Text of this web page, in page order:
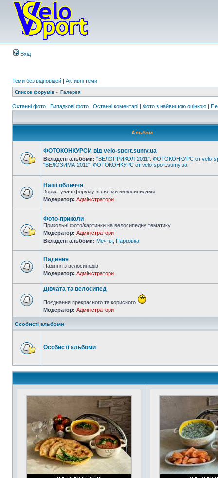
Вхід
Теми без відповідей | Активні теми
Список форумів » Галерея
Останні фото | Випадкові фото | Останні коментарі | Фото з найвищою оцінкою |
Альбом
ФОТОКОНКУРСИ від velo-sport.sumy.ua
Вкладені альбоми: "ВЕЛОПРИКОЛ-2011". ФОТОКОНКУРС от velo-
"ВЕЛОЗИМА-2011". ФОТОКОНКУРС от velo-sport.sumy.ua
Наші обличчя
Користувачі форуму зі своїми велосипедами
Модератор: Адміністратори
Фото-приколи
Прикольні фото/картинки на велосипедну тематику
Модератор: Адміністратори
Вкладені альбоми: Мечты Парковка
Падения
Падіння з велосипедів
Модератор: Адміністратори
Дівчата та велосипед
Поєднання прекрасного та корисного
Модератор: Адміністратори
Особисті альбоми
Особисті альбоми